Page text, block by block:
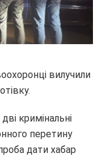
вилучили
кримінальні
перетину
дати хабар